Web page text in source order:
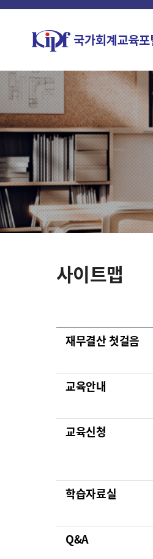
사이트맵
재무결산 첫걸음
교육안내
교육신청
학습자료실
Q&A